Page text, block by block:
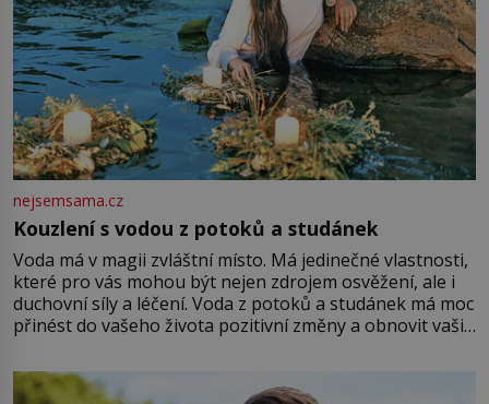
nejsemsama.cz
Kouzlení s vodou z potoků a studánek
Voda má v magii zvláštní místo. Má jedinečné vlastnosti,
které pro vás mohou být nejen zdrojem osvěžení, ale i
duchovní síly a léčení. Voda z potoků a studánek má moc
přinést do vašeho života pozitivní změny a obnovit vaši
můžete obohatit své rituály a přinést do svého života
větší harmonii a klid. Je důležité